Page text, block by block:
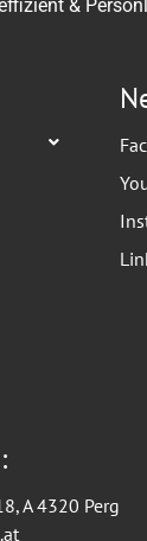
&
A 4320 Perg